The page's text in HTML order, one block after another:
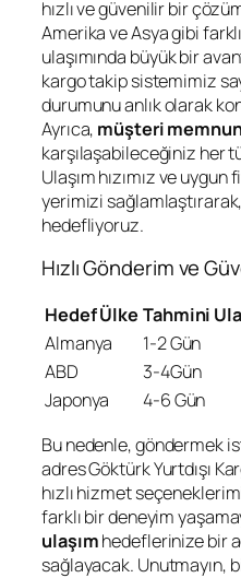
hızlı ve güvenilir bir
Amerika ve Asya gibi
ulaşımında büyük bir
kargo takip sistemimiz
durumunu anlık olarak
Ayrıca, müşteri
karşılaşabileceğiniz her
Ulaşım hızımız ve
yerimizi
hedefliyoruz.
Hızlı Gönderim ve
Hedef Ülke Tahmini
Almanya
1-2 Gün
ABD
3-4Gün
Japonya
4-6 Gün
Bu nedenle, göndermek
adres Göktürk Yurtdışı
hızlı hizmet
farklı bir deneyim
ulaşımhedeflerinize bir
sağlayacak. Unutmayın,